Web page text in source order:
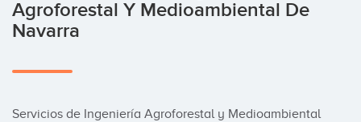
Agroforestal Y Medioambiental De
Navarra
Servicios de Ingeniería Agroforestal y Medioambiental